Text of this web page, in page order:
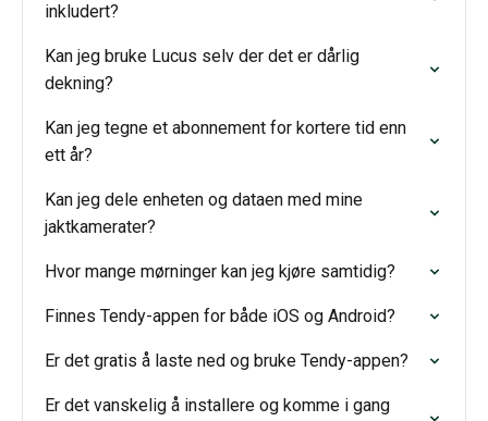
inkludert?
Kan jeg bruke Lucus selv der det er dårlig
dekning?
Kan jeg tegne et abonnement for kortere tid enn
ett år?
Kan jeg dele enheten og dataen med mine
jaktkamerater?
Hvor mange mørninger kan jeg kjøre samtidig?
Finnes Tendy-appen for både iOS og Android?
Er det gratis å laste ned og bruke Tendy-appen?
Er det vanskelig å installere og komme i gang